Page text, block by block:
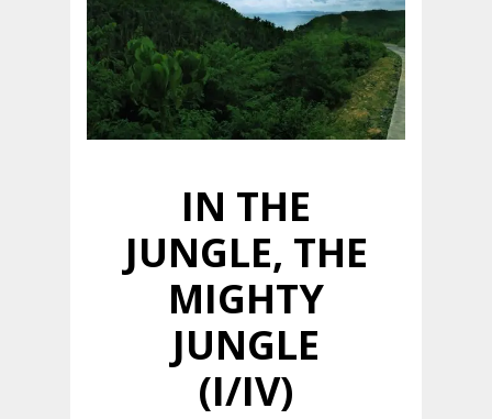
IN THE
JUNGLE, THE
MIGHTY
JUNGLE
(I/IV)